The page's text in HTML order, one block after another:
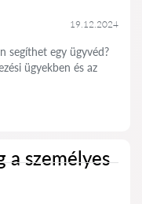
19.12.2024
segíthet egy ügyvéd?
ügyekben és az
a személyes